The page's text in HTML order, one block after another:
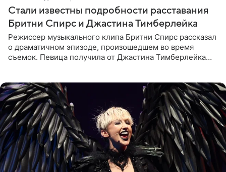
Стали известны подробности расставания
Бритни Спирс и Джастина Тимберлейка
Режиссер музыкального клипа Бритни Спирс рассказал
о драматичном эпизоде, произошедшем во время
съемок. Певица получила от Джастина Тимберлейка